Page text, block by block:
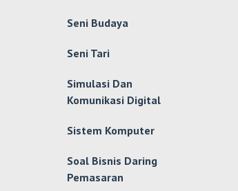
Seni Budaya
Seni Tari
Simulasi Dan
Komunikasi Digital
Sistem Komputer
Soal Bisnis Daring
Pemasaran